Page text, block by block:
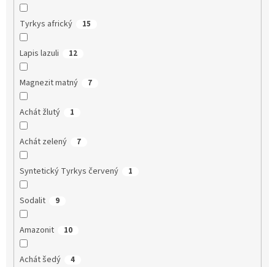
Tyrkys africký 15
Lapis lazuli 12
Magnezit matný 7
Achát žlutý 1
Achát zelený 7
Syntetický Tyrkys červený 1
Sodalit 9
Amazonit 10
Achát šedý 4